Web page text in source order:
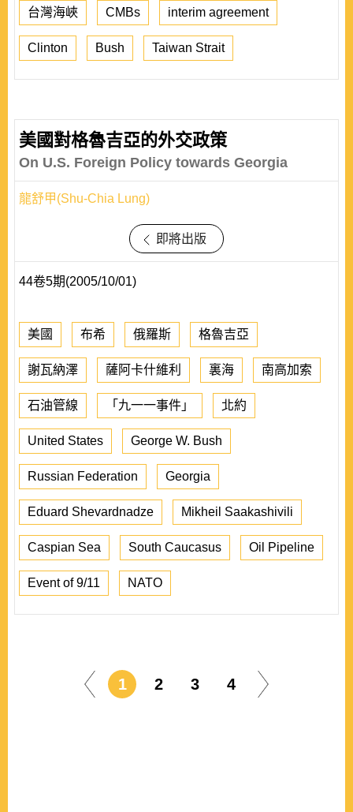
台灣海峽 CMBs interim agreement
Clinton Bush Taiwan Strait
美國對格魯吉亞的外交政策
On U.S. Foreign Policy towards Georgia
龍舒甲(Shu-Chia Lung)
即將出版
44卷5期(2005/10/01)
美國 布希 俄羅斯 格魯吉亞
謝瓦納澤 薩阿卡什維利 裏海 南高加索
石油管線 「九一一事件」 北約
United States George W. Bush
Russian Federation Georgia
Eduard Shevardnadze Mikheil Saakashivili
Caspian Sea South Caucasus Oil Pipeline
Event of 9/11 NATO
1 2 3 4